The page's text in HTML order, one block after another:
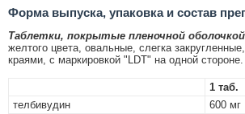
Форма выпуска, упаковка и состав
Таблетки, покрытые пленочной оболочкой
желтого цвета, овальные, слегка
краями, с маркировкой "LDT" на одной стороне.
1 таб.
телбивудин
600 мг